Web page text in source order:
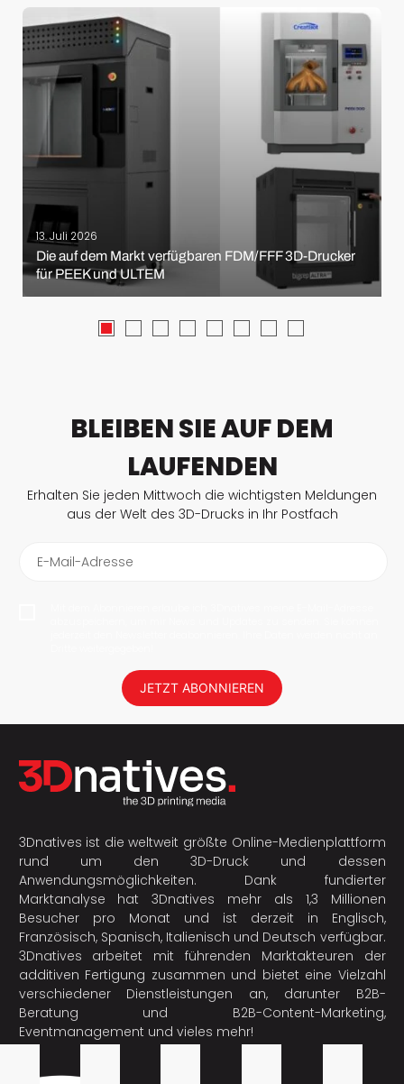
13. Juli 2026
Die auf dem Markt verfügbaren FDM/FFF 3D-Drucker
für PEEK und ULTEM
BLEIBEN SIE AUF DEM
LAUFENDEN
Erhalten Sie jeden Mittwoch die wichtigsten Meldungen
aus der Welt des 3D-Drucks in Ihr Postfach
E-Mail-Adresse
JETZT ABONNIEREN
3Dnatives ist die weltweit größte Online-Medienplattform
rund um den 3D-Druck und dessen
Anwendungsmöglichkeiten. Dank fundierter
Marktanalyse hat 3Dnatives mehr als 1,3 Millionen
Besucher pro Monat und ist derzeit in Englisch,
Französisch, Spanisch, Italienisch und Deutsch verfügbar.
3Dnatives arbeitet mit führenden Marktakteuren der
additiven Fertigung zusammen und bietet eine Vielzahl
verschiedener Dienstleistungen an, darunter B2B-
Beratung und B2B-Content-Marketing,
Eventmanagement und vieles mehr!